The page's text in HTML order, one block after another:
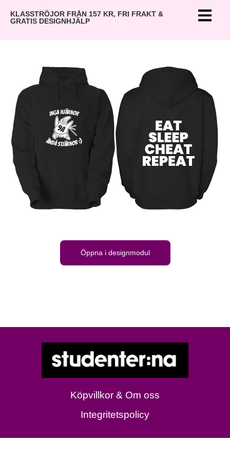
KLASSTRÖJOR FRÅN 157 KR, FRI FRAKT &
GRATIS DESIGNHJÄLP
Öppna i designmodul
Köpvillkor & Om oss
Integritetspolicy